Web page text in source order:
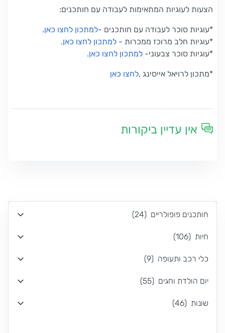
הצעות לעוגיות המתאימות לעבודה עם חותכנים:
*עוגיות סוכר לעבודה עם חותכנים -למתכון לחצו כאן.
*עוגיות חלב מרוכז ממכרות - למתכון לחצו כאן.
*עוגיות סוכר צבעוני- למתכון לחצו כאן.
*מתכון לרויאל אייסינג ,לחצו כאן
אין עדיין ביקורות
חותכנים פופולריים (
24
)
חיות (
106
)
כלי רכב ותעופה (
9
)
יום הולדת וחגים (
55
)
שונות (
46
)